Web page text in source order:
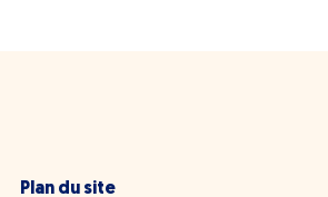
Plan du site